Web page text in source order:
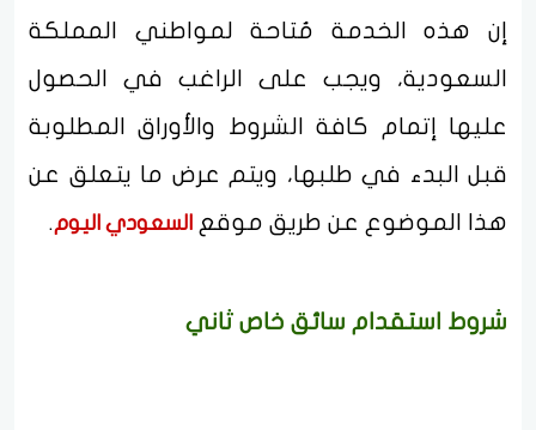
إن هذه الخدمة مُتاحة لمواطني المملكة
السعودية، ويجب على الراغب في الحصول
عليها إتمام كافة الشروط والأوراق المطلوبة
قبل البدء في طلبها، ويتم عرض ما يتعلق عن
هذا الموضوع عن طريق موقع السعودي اليوم.
شروط استقدام سائق خاص ثاني